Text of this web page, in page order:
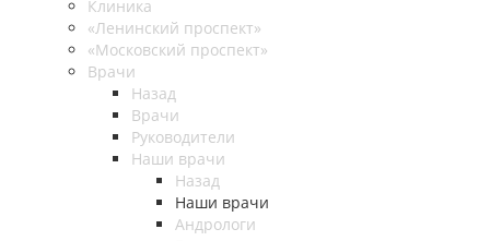
Клиника
«Ленинский проспект»
«Московский проспект»
Врачи
Назад
Врачи
Руководители
Наши врачи
Назад
Наши врачи
Андрологи